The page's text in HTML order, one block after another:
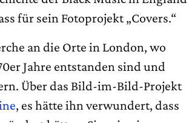
für sein Fotoprojekt „Covers.“
an die Orte in London, wo
Jahre entstanden sind und
Über das Bild-im-Bild-Projekt
, es hätte ihn verwundert, dass